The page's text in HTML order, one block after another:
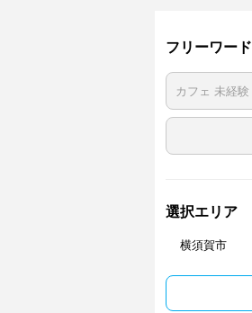
フリーワード
選択エリア
横須賀市